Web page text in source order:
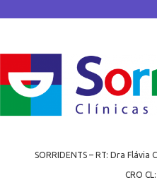
SORRIDENTS – RT: Dra
CRO